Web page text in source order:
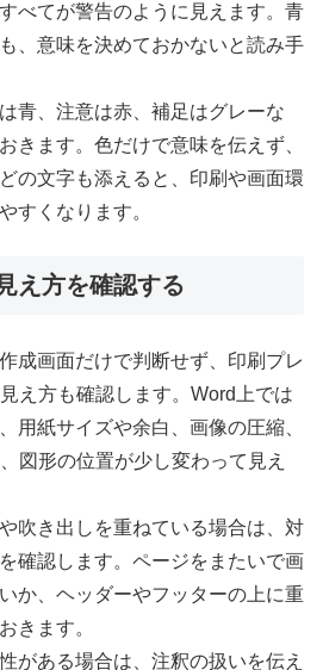
べてが警告のように見えます。青
、意味を決めておかないと読み手
青、注意は赤、補足はグレーな
きます。色だけで意味を伝えず、
の文字も添えると、印刷や画面環
すくなります。
え方を確認する
成画面だけで判断せず、印刷プレ
え方も確認します。Word上では
用紙サイズや余白、画像の圧縮、
図形の位置が少し変わって見え
吹き出しを重ねている場合は、対
確認します。ページをまたいで画
か、ヘッダーやフッターの上に重
きます。
がある場合は、注釈の扱いを伝え